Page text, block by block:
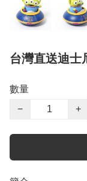
台灣直送迪士
數量
−
+